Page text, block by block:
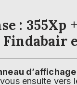
: 355Xp
Findabair
ensuite vers